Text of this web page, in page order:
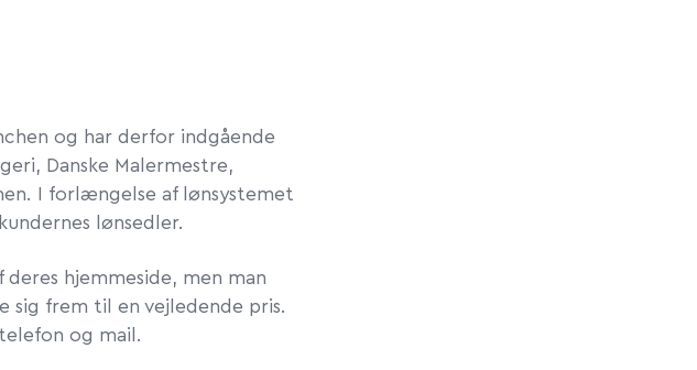
og har derfor indgående
Danske Malermestre,
I forlængelse af lønsystemet
lønsedler.
hjemmeside, men man
sig frem til en vejledende pris.
og mail.